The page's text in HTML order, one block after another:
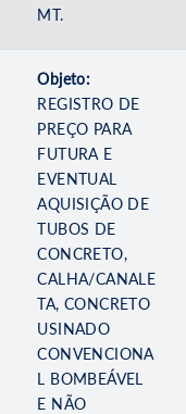
MT.
Objeto:
REGISTRO DE
PREÇO PARA
FUTURA E
EVENTUAL
AQUISIÇÃO DE
TUBOS DE
CONCRETO,
CALHA/CANALE
TA, CONCRETO
USINADO
CONVENCIONA
L BOMBEÁVEL
E NÃO